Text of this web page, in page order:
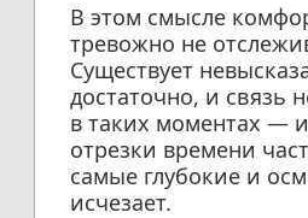
В этом смысле
тревожно не
Существует
достаточно, и связь
в таких моментах —
отрезки времени
самые глубокие и
исчезает.